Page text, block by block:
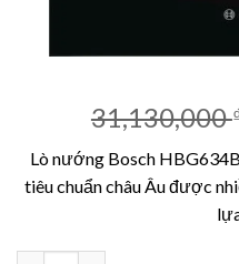
31,130,000
Lò nướng Bosch
tiêu chuẩn châu Âu được